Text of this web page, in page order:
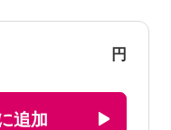
円
追加